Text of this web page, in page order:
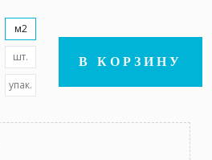
м2
шт.
упак.
В КОРЗИНУ